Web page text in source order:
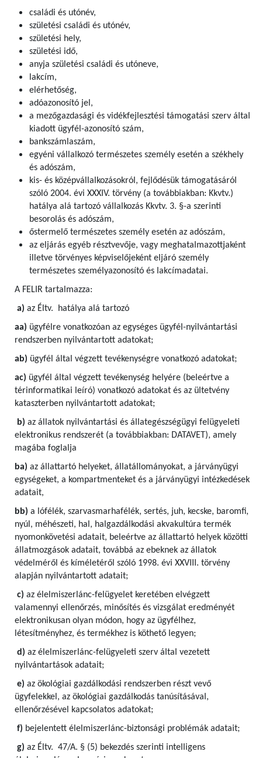
családi és utónév,
születési családi és utónév,
születési hely,
születési idő,
anyja születési családi és utóneve,
lakcím,
elérhetőség,
adóazonosító jel,
a mezőgazdasági és vidékfejlesztési támogatási szerv által
kiadott ügyfél-azonosító szám,
bankszámlaszám,
egyéni vállalkozó természetes személy esetén a székhely
és adószám,
kis- és középvállalkozásokról, fejlődésük támogatásáról
szóló 2004. évi XXXIV. törvény (a továbbiakban: Kkvtv.)
hatálya alá tartozó vállalkozás Kkvtv. 3. §-a szerinti
besorolás és adószám,
őstermelő természetes személy esetén az adószám,
az eljárás egyéb résztvevője, vagy meghatalmazottjaként
illetve törvényes képviselőjeként eljáró személy
természetes személyazonosító és lakcímadatai.
A FELIR tartalmazza:
a) az Éltv. hatálya alá tartozó
aa) ügyfélre vonatkozóan az egységes ügyfél-nyilvántartási
rendszerben nyilvántartott adatokat;
ab) ügyfél által végzett tevékenységre vonatkozó adatokat;
ac) ügyfél által végzett tevékenység helyére (beleértve a
térinformatikai leíró) vonatkozó adatokat és az ültetvény
kataszterben nyilvántartott adatokat;
b) az állatok nyilvántartási és állategészségügyi felügyeleti
elektronikus rendszerét (a továbbiakban: DATAVET), amely
magába foglalja
ba) az állattartó helyeket, állatállományokat, a járványügyi
egységeket, a kompartmenteket és a járványügyi intézkedések
adatait,
bb) a lófélék, szarvasmarhafélék, sertés, juh, kecske, baromfi,
nyúl, méhészeti, hal, halgazdálkodási akvakultúra termék
nyomonkövetési adatait, beleértve az állattartó helyek közötti
állatmozgások adatait, továbbá az ebeknek az állatok
védelméről és kíméletéről szóló 1998. évi XXVIII. törvény
alapján nyilvántartott adatait;
c) az élelmiszerlánc-felügyelet keretében elvégzett
valamennyi ellenőrzés, minősítés és vizsgálat eredményét
elektronikusan olyan módon, hogy az ügyfélhez,
létesítményhez, és termékhez is köthető legyen;
d) az élelmiszerlánc-felügyeleti szerv által vezetett
nyilvántartások adatait;
e) az ökológiai gazdálkodási rendszerben részt vevő
ügyfelekkel, az ökológiai gazdálkodás tanúsításával,
ellenőrzésével kapcsolatos adatokat;
f) bejelentett élelmiszerlánc-biztonsági problémák adatait;
g) az Éltv. 47/A. § (5) bekezdés szerinti intelligens